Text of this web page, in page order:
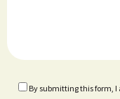
By submitting this form,